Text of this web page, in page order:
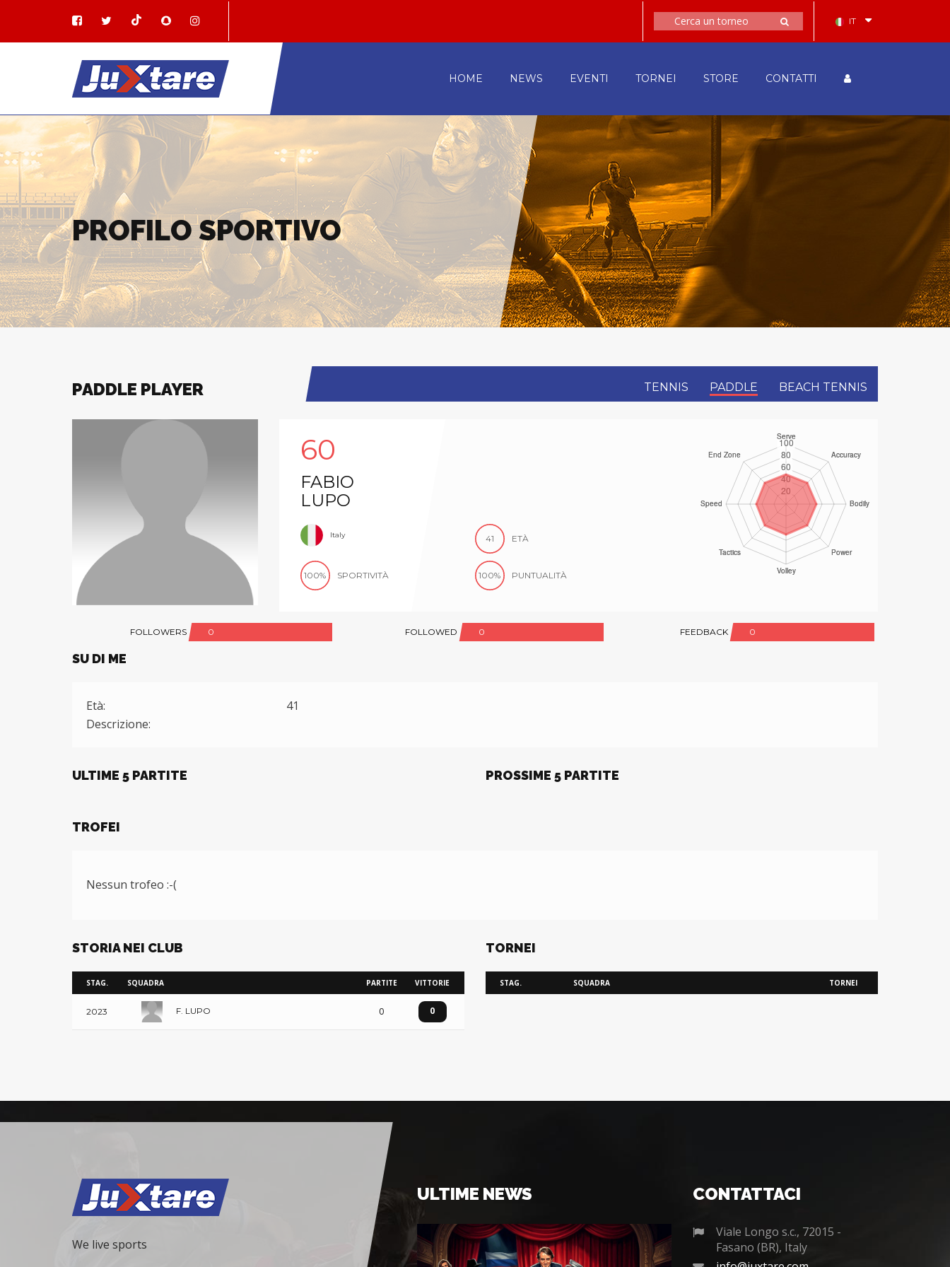
IT
HOME NEWS EVENTI TORNEI STORE CONTATTI
PROFILO SPORTIVO
PADDLE PLAYER TENNIS PADDLE BEACH TENNIS
60
FABIO
LUPO
Italy 41 ETÀ
100% SPORTIVITÀ 100% PUNTUALITÀ
FOLLOWERS 0 FOLLOWED 0 FEEDBACK 0
SU DI ME
Età:
41
Descrizione:
ULTIME 5 PARTITE PROSSIME 5 PARTITE
TROFEI
Nessun trofeo :-(
STORIA NEI CLUB
STAG. SQUADRA PARTITE VITTORIE
2023 F. LUPO 0 0
TORNEI
STAG. SQUADRA TORNEI
We live sports
ULTIME NEWS CONTATTACI
Viale Longo s.c., 72015 -
Fasano (BR), Italy